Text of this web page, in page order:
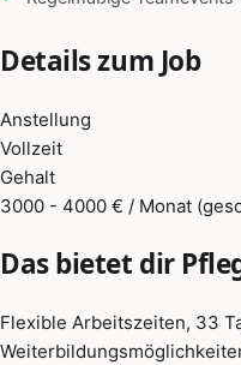
Details zum Job
Anstellung
Vollzeit
Gehalt
3000 - 4000 € / Monat
Das bietet dir
Flexible Arbeitszeiten, 33